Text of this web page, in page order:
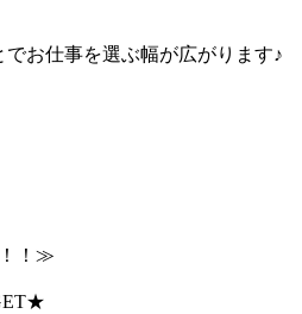
お仕事を選ぶ幅が広がります♪
！≫